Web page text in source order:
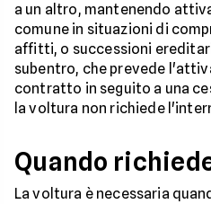
a un altro, mantenendo
comune in situazioni di
affitti, o successioni
subentro, che prevede
contratto in seguito a una
la voltura non richiede
Quando
La voltura è necessaria